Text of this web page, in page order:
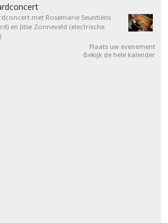
met Rosemarie Seuntiëns
en Jitse Zonneveld (electrische
Plaats uw evenement
Bekijk de hele kalender